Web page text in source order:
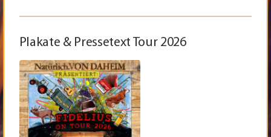
Plakate & Pressetext Tour 2026